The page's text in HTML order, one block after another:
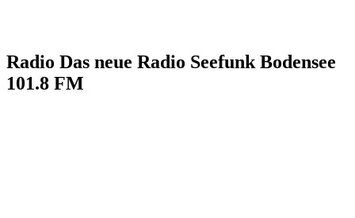
Radio Das neue Radio Seefunk Bodensee
101.8 FM